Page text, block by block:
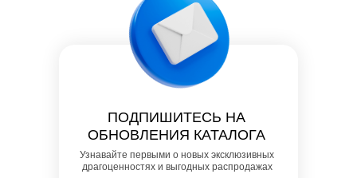
ПОДПИШИТЕСЬ НА
ОБНОВЛЕНИЯ КАТАЛОГА
Узнавайте первыми о новых эксклюзивных
драгоценностях и выгодных распродажах